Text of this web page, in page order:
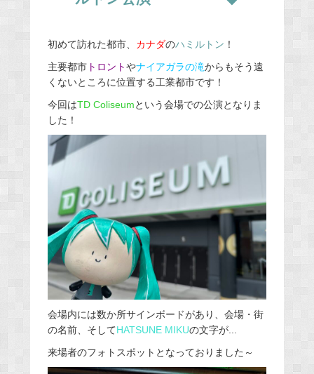
初めて訪れた都市、 カナダのハミルトン ！
主要都市トロントやナイアガラの滝からもそう遠
くないところに位置する工業都市です！
今回はTD Coliseumという会場での公演となりま
した！
会場内には数か所サインボードがあり、会場・街
の名前、そしてHATSUNE MIKUの文字が...
来場者のフォトスポットとなっておりました～